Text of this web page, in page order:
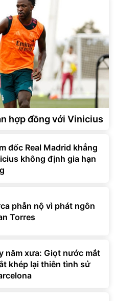
hợp đồng với Vinicius
đốc Real Madrid khẳng
không định gia hạn
phẫn nộ vì phát ngôn
Torres
năm xưa: Giọt nước mắt
khép lại thiên tình sử